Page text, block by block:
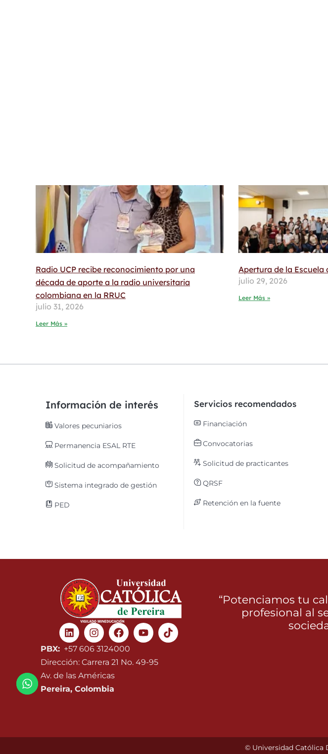
Radio UCP recibe reconocimiento por una
década de aporte a la radio universitaria
colombiana en la RRUC
julio 31, 2026
Leer Más »
Apertura de la Escuela
julio 29, 2026
Leer Más »
Información de interés
Valores pecuniarios
Permanencia ESAL RTE
Solicitud de acompañamiento
Sistema integrado de gestión
PED
Servicios recomendados
Financiación
Convocatorias
Solicitud de practicantes
QRSF
Retención en la fuente
LinkedinInstagram
Facebook
Youtube
PBX: +57 606 3124000
Dirección: Carrera 21 No. 49-95
Av. de las Américas
Pereira, Colombia
“Potenciamos tu
profesional al
© Universidad Católica